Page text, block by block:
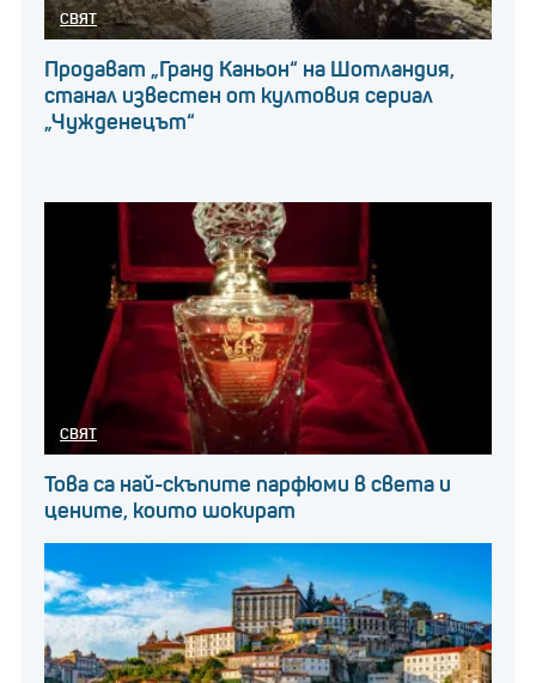
СВЯТ
Продават „Гранд Каньон“ на Шотландия,
станал известен от култовия сериал
„Чужденецът“
СВЯТ
Това са най-скъпите парфюми в света и
цените, които шокират